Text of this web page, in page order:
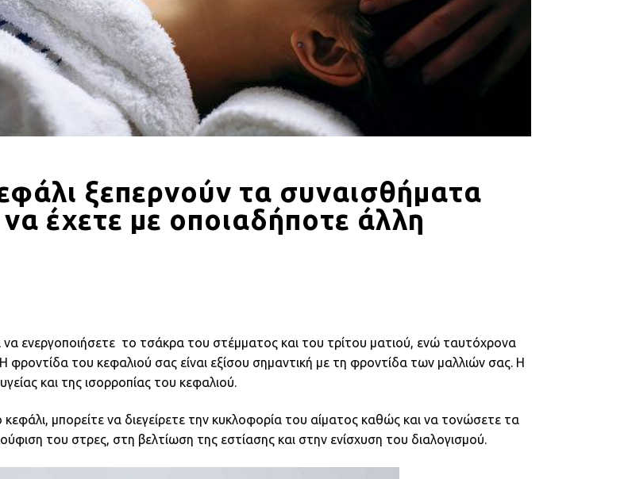
ξεπερνούν τα συναισθήματα
έχετε με οποιαδήποτε άλλη
ενεργοποιήσετε το τσάκρα του στέμματος και του τρίτου ματιού, ενώ ταυτόχρονα
φροντίδα του κεφαλιού σας είναι εξίσου σημαντική με τη φροντίδα των μαλλιών σας. Η
και της ισορροπίας του κεφαλιού.
μπορείτε να διεγείρετε την κυκλοφορία του αίματος καθώς και να τονώσετε τα
του στρες, στη βελτίωση της εστίασης και στην ενίσχυση του διαλογισμού.